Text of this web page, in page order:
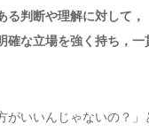
る判断や理解に対して，
確な立場を強く持ち，一
がいいんじゃないの？